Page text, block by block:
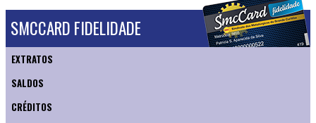
SMCCARD FIDELIDADE
EXTRATOS
SALDOS
CRÉDITOS